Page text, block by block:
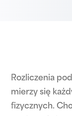
Rozliczenia
mierzy się
fizycznych.